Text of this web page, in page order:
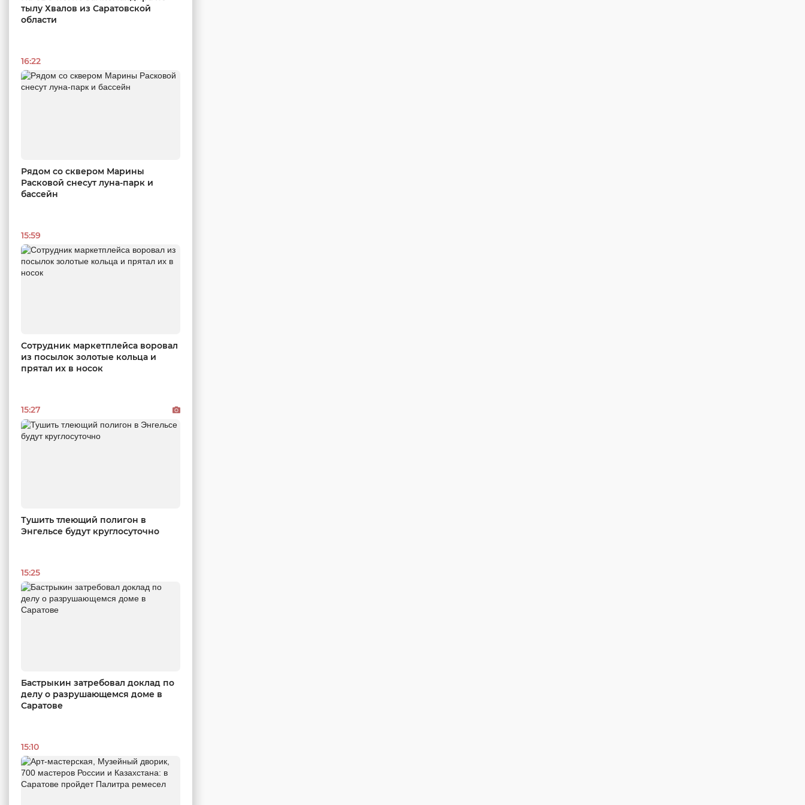
тылу Хвалов из Саратовской
области
16:22
Рядом со сквером Марины
Расковой снесут луна-парк и
бассейн
15:59
Сотрудник маркетплейса воровал
из посылок золотые кольца и
прятал их в носок
15:27
Тушить тлеющий полигон в
Энгельсе будут круглосуточно
15:25
Бастрыкин затребовал доклад по
делу о разрушающемся доме в
Саратове
15:10